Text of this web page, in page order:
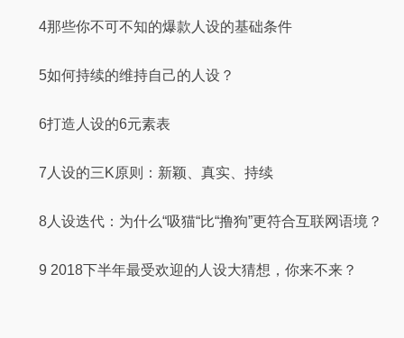
4那些你不可不知的爆款人设的基础条件
5如何持续的维持自己的人设？
6打造人设的6元素表
7人设的三K原则：新颖、真实、持续
8人设迭代：为什么“吸猫“比“撸狗”更符合互联网语境？
9 2018下半年最受欢迎的人设大猜想，你来不来？